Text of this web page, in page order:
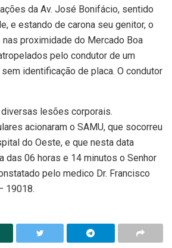
da Av. José Bonifácio, sentido
e estando de carona seu genitor, o
nas proximidade do Mercado Boa
pelo condutor de um
identificação de placa. O condutor
lesões corporais.
acionaram o SAMU, que socorreu
do Oeste, e que nesta data
06 horas e 14 minutos o Senhor
pelo medico Dr. Francisco
19018.